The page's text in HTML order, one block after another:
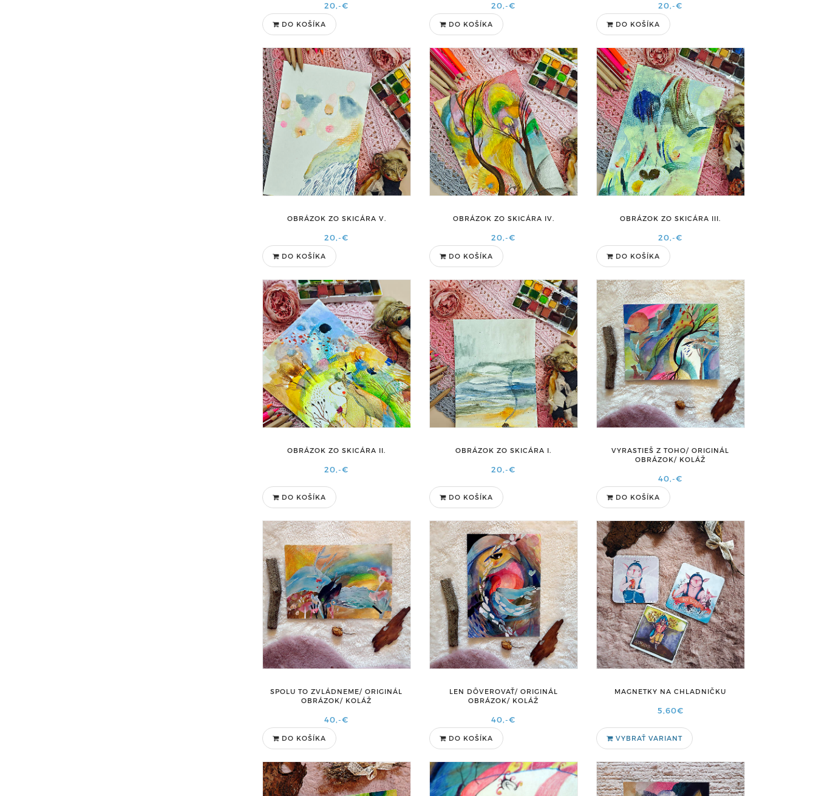
20,-€
DO KOŠÍKA
20,-€
DO KOŠÍKA
20,-€
DO KOŠÍKA
OBRÁZOK ZO SKICÁRA V.
20,-€
DO KOŠÍKA
OBRÁZOK ZO SKICÁRA IV.
20,-€
DO KOŠÍKA
OBRÁZOK ZO SKICÁRA III.
20,-€
DO KOŠÍKA
OBRÁZOK ZO SKICÁRA II.
20,-€
DO KOŠÍKA
OBRÁZOK ZO SKICÁRA I.
20,-€
DO KOŠÍKA
VYRASTIEŠ Z TOHO/ ORIGINÁL
OBRÁZOK/ KOLÁŽ
40,-€
DO KOŠÍKA
SPOLU TO ZVLÁDNEME/ ORIGINÁL
OBRÁZOK/ KOLÁŽ
40,-€
DO KOŠÍKA
LEN DÔVEROVAŤ/ ORIGINÁL
OBRÁZOK/ KOLÁŽ
40,-€
DO KOŠÍKA
MAGNETKY NA CHLADNIČKU
5,60€
VYBRAŤ VARIANT